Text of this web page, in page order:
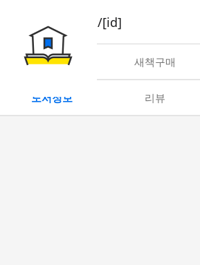
book/rent/[id]
대여 새책구매
도서정보 리뷰